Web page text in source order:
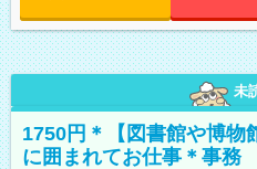
未
1750円＊【図書館や博物
に囲まれてお仕事＊事務